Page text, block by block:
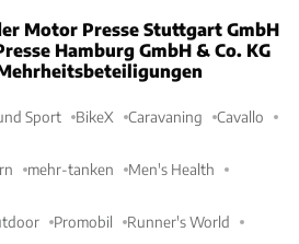
Motor Presse Stuttgart GmbH
Hamburg GmbH & Co. KG
Sport BikeX Caravaning Cavallo
mehr-tanken Men's Health
Promobil Runner's World